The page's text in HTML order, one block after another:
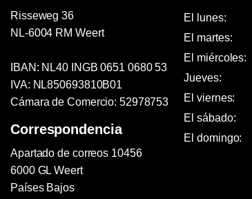
Risseweg 36
NL-6004 RM Weert
IBAN: NL40 INGB 0651 0680 53
IVA: NL850693810B01
Cámara de Comercio: 52978753
Correspondencia
Apartado de correos 10456
6000 GL Weert
Países Bajos
El lunes:
El martes:
El miércoles:
Jueves:
El viernes:
El sábado:
El domingo: